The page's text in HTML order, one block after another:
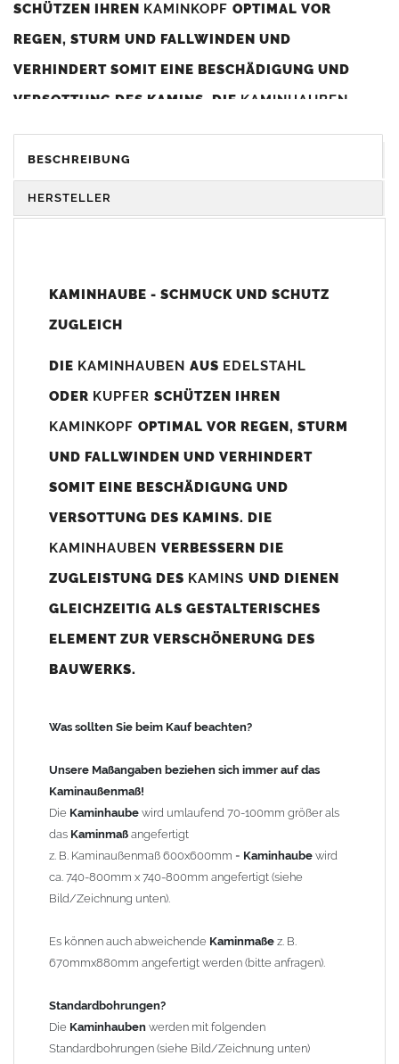
SCHÜTZEN IHREN KAMINKOPF OPTIMAL VOR
REGEN, STURM UND FALLWINDEN UND
VERHINDERT SOMIT EINE BESCHÄDIGUNG UND
VERSOTTUNG DES KAMINS. DIE KAMINHAUBEN
DIENEN GLEICHZEITIG ALS GESTALTERISCHES
ELEMENT ZUR VERSCHÖNERUNG DES BAUWERKS.
Unsere Maßangaben beziehen sich immer auf das
800mm x 740-800mm angefertigt (siehe Bild/Zeichnung unten).
angefertigt werden (bitte anfragen).
(siehe Bild/Zeichnung unten) angefertigt. Sollten die Bohrungen
nicht passen dann bitte "ohne"Bohrungen (Auswahlfeld)
bis 500mm Kaminbreite: Abstand vom Kaminrand ca.
80mm
100mm
120mm
140mm
Andere Bohrmaße sind auf Anfrage möglich (Aufpreis
Sonderbohrung 55,99 EUR).
Befestigung/Stützen
Kaminhaubewird inkl. EdelstahlBefestigungsmaterial
geliefert. Die Standardflachstützen sind aus
beträgt ca. 25cm bis 30cm. DieKaminhaubekann mit längeren
Stützen bis Höhe 450mm geliefert werden (Aufpreis 42,89 EUR).
Kaminkopfabdeckung
Kaminhaubewirdohne Kaminkopfabdeckung
Kaminkopfabdeckungenfinden Sie unter "Kaminabdeckung
BESCHREIBUNG
HERSTELLER
KAMINHAUBE - SCHMUCK UND SCHUTZ
ZUGLEICH
DIE KAMINHAUBEN AUS EDELSTAHL
ODER KUPFER SCHÜTZEN IHREN
KAMINKOPF OPTIMAL VOR REGEN, STURM
UND FALLWINDEN UND VERHINDERT
SOMIT EINE BESCHÄDIGUNG UND
VERSOTTUNG DES KAMINS. DIE
KAMINHAUBEN VERBESSERN DIE
ZUGLEISTUNG DES KAMINS UND DIENEN
GLEICHZEITIG ALS GESTALTERISCHES
ELEMENT ZUR VERSCHÖNERUNG DES
BAUWERKS.
Was sollten Sie beim Kauf beachten?
Unsere Maßangaben beziehen sich immer auf das
Kaminaußenmaß!
Die Kaminhaube wird umlaufend 70-100mm größer als
das Kaminmaß angefertigt
z. B. Kaminaußenmaß 600x600mm = Kaminhaube wird
ca. 740-800mm x 740-800mm angefertigt (siehe
Bild/Zeichnung unten).
Es können auch abweichende Kaminmaße z. B.
670mmx880mm angefertigt werden (bitte anfragen).
Standardbohrungen?
Die Kaminhauben werden mit folgenden
Standardbohrungen (siehe Bild/Zeichnung unten)